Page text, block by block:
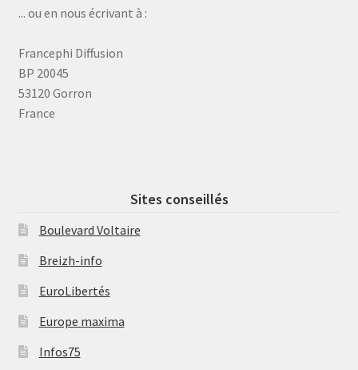
... ou en nous écrivant à :
Francephi Diffusion
BP 20045
53120 Gorron
France
Sites conseillés
Boulevard Voltaire
Breizh-info
EuroLibertés
Europe maxima
Infos75